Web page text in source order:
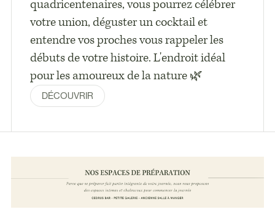
quadricentenaires, vous pourrez célébrer
votre union, déguster un cocktail et
entendre vos proches vous rappeler les
débuts de votre histoire. L'endroit idéal
pour les amoureux de la nature 🌿
DÉCOUVRIR